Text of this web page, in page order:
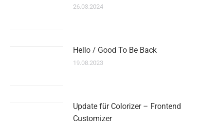
26.03.2024
Hello / Good To Be Back
19.08.2023
Update für Colorizer – Frontend
Customizer